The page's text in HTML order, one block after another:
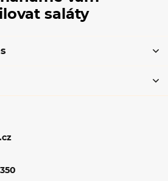
saláty